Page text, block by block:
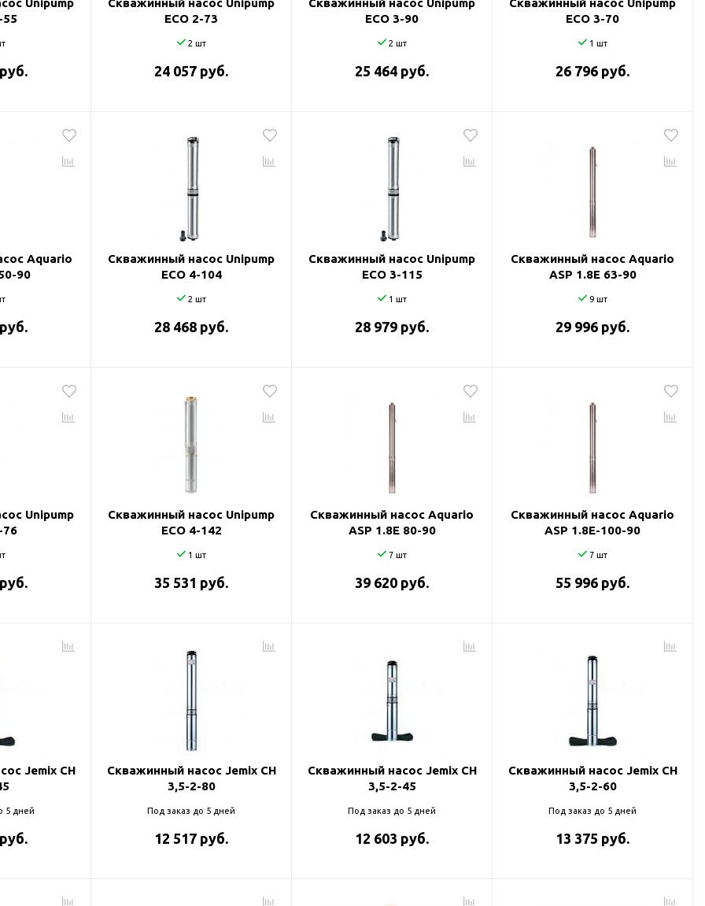
Unipump
55
Скважинный насос Unipump
ECO 2-73
2 шт
24 057 руб.
Скважинный насос Unipump
ECO 3-90
2 шт
25 464 руб.
Скважинный насос Unipump
ECO 3-70
1 шт
26 796 руб.
Aquario
90
Скважинный насос Unipump
ECO 4-104
2 шт
28 468 руб.
Скважинный насос Unipump
ECO 3-115
1 шт
28 979 руб.
Скважинный насос Aquario
ASP 1.8Е 63-90
9 шт
29 996 руб.
Unipump
76
Скважинный насос Unipump
ECO 4-142
1 шт
35 531 руб.
Скважинный насос Aquario
ASP 1.8E 80-90
7 шт
39 620 руб.
Скважинный насос Aquario
ASP 1.8E-100-90
7 шт
55 996 руб.
Jemix CH
5 дней
Скважинный насос Jemix CH
3,5-2-80
Под заказ до 5 дней
12 517 руб.
Скважинный насос Jemix CH
3,5-2-45
Под заказ до 5 дней
12 603 руб.
Скважинный насос Jemix CH
3,5-2-60
Под заказ до 5 дней
13 375 руб.